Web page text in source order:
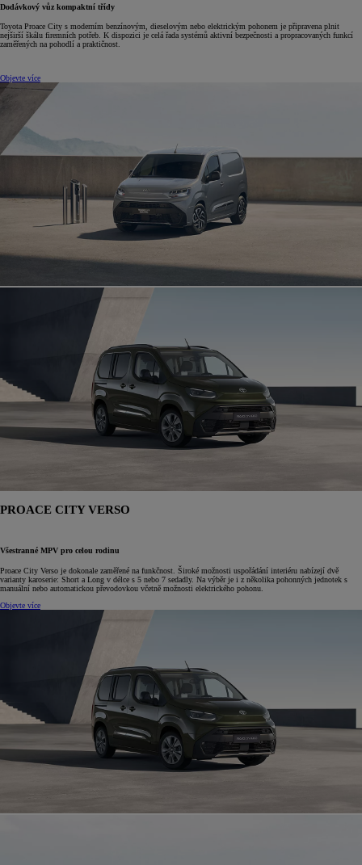
Dodávkový vůz kompaktní třídy
Toyota Proace City s moderním benzínovým, dieselovým nebo elektrickým pohonem je připravena plnit
nejširší škálu firemních potřeb. K dispozici je celá řada systémů aktivní bezpečnosti a propracovaných funkcí
zaměřených na pohodlí a praktičnost.
Objevte více
PROACE CITY VERSO
Všestranné MPV pro celou rodinu
Proace City Verso je dokonale zaměřené na funkčnost. Široké možnosti uspořádání interiéru nabízejí dvě
varianty karoserie: Short a Long v délce s 5 nebo 7 sedadly. Na výběr je i z několika pohonných jednotek s
manuální nebo automatickou převodovkou včetně možnosti elektrického pohonu.
Objevte více